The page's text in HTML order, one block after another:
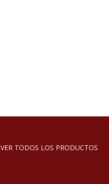
VER TODOS LOS PRODUCTOS